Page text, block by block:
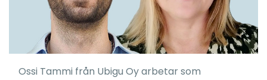
Ossi Tammi från Ubigu Oy arbetar som